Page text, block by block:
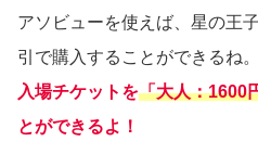
アソビューを使えば、星の王
引で購入することができるね。
入場チケットを「大人：1600
とができるよ！